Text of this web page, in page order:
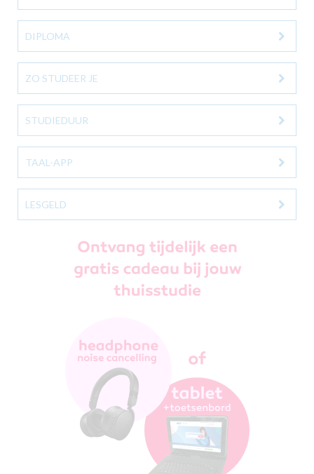
DIPLOMA
ZO STUDEER JE
STUDIEDUUR
TAAL-APP
LESGELD